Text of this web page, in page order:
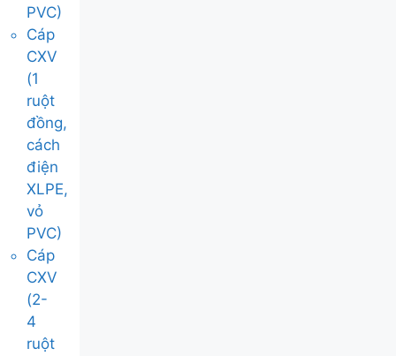
PVC)
Cáp
CXV
(1
ruột
đồng,
cách
điện
XLPE,
vỏ
PVC)
Cáp
CXV
(2-
4
ruột